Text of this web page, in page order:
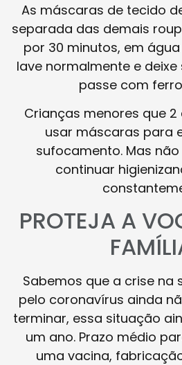
As máscaras de tecido
separada das demais
por 30 minutos, em
lave normalmente e deixe
passe com
Crianças menores que
usar máscaras para
sufocamento. Mas
continuar
PROTEJA A
Sabemos que a crise na
pelo coronavírus ainda
terminar, essa situação
um ano. Prazo médio
uma vacina,